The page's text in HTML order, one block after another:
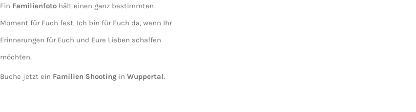
Ein Familienfotohält einen ganz bestimmten
Moment für Euch fest. Ich bin für Euch da, wenn Ihr
Erinnerungen für Euch und Eure Lieben schaffen
möchten.
Buche jetzt ein Familien Shootingin Wuppertal.